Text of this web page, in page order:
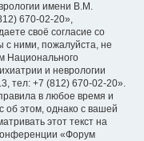
имени В.М.
670-02-20»,
своё согласие со
с ними, пожалуйста, не
Национального
и неврологии
тел: +7 (812) 670-02-20».
в любое время и
об этом, однако с вашей
этот текст на
«Форум